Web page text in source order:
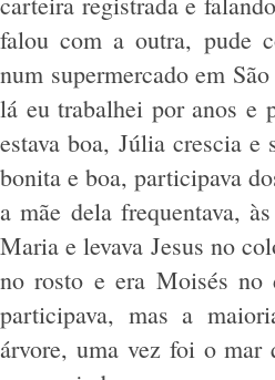
falou com a outra, pude
num supermercado em
lá eu trabalhei por anos e
estava boa, Júlia crescia e
bonita e boa, participava
a mãe dela frequentava,
Maria e levava Jesus no
no rosto e era Moisés no
participava, mas a
árvore, uma vez foi o mar